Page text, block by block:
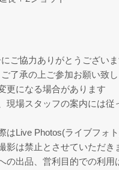
ご協力ありがとうございま
了承の上ご参加お願い致し
更になる場合があります
場スタッフの案内には従
Live Photos(ライブフォ
は禁止とさせていただき
出品、営利目的での利用